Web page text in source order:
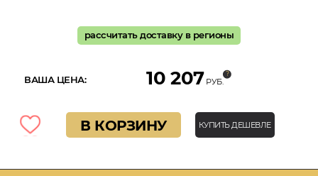
рассчитать доставку в регионы
ВАША ЦЕНА: 10 207 РУБ.
В КОРЗИНУ КУПИТЬ ДЕШЕВЛЕ